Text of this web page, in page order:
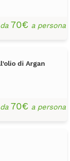
da70€ a persona
di Argan
da70€ a persona